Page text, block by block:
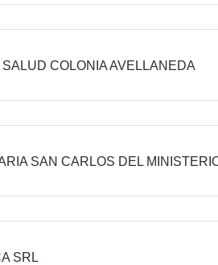
COLONIA AVELLANEDA
SAN CARLOS DEL
SRL